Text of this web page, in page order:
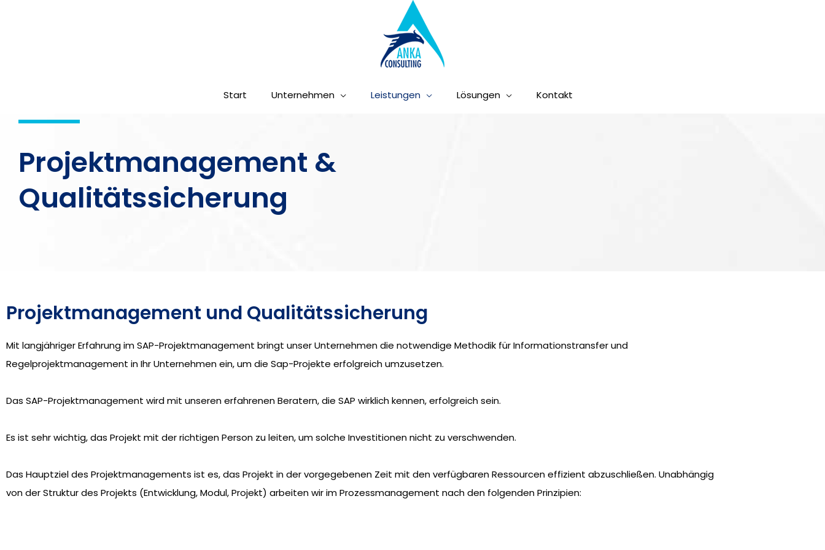
Start Unternehmen Leistungen Lösungen Kontakt
Projektmanagement &
Qualitätssicherung
Projektmanagement und Qualitätssicherung
Mit langjähriger Erfahrung im SAP-Projektmanagement bringt unser Unternehmen die notwendige Methodik für Informationstransfer und
Regelprojektmanagement in Ihr Unternehmen ein, um die Sap-Projekte erfolgreich umzusetzen.
Das SAP-Projektmanagement wird mit unseren erfahrenen Beratern, die SAP wirklich kennen, erfolgreich sein.
Es ist sehr wichtig, das Projekt mit der richtigen Person zu leiten, um solche Investitionen nicht zu verschwenden.
Das Hauptziel des Projektmanagements ist es, das Projekt in der vorgegebenen Zeit mit den verfügbaren Ressourcen effizient abzuschließen. Unabhängig
von der Struktur des Projekts (Entwicklung, Modul, Projekt) arbeiten wir im Prozessmanagement nach den folgenden Prinzipien: